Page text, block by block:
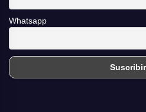
Whatsapp